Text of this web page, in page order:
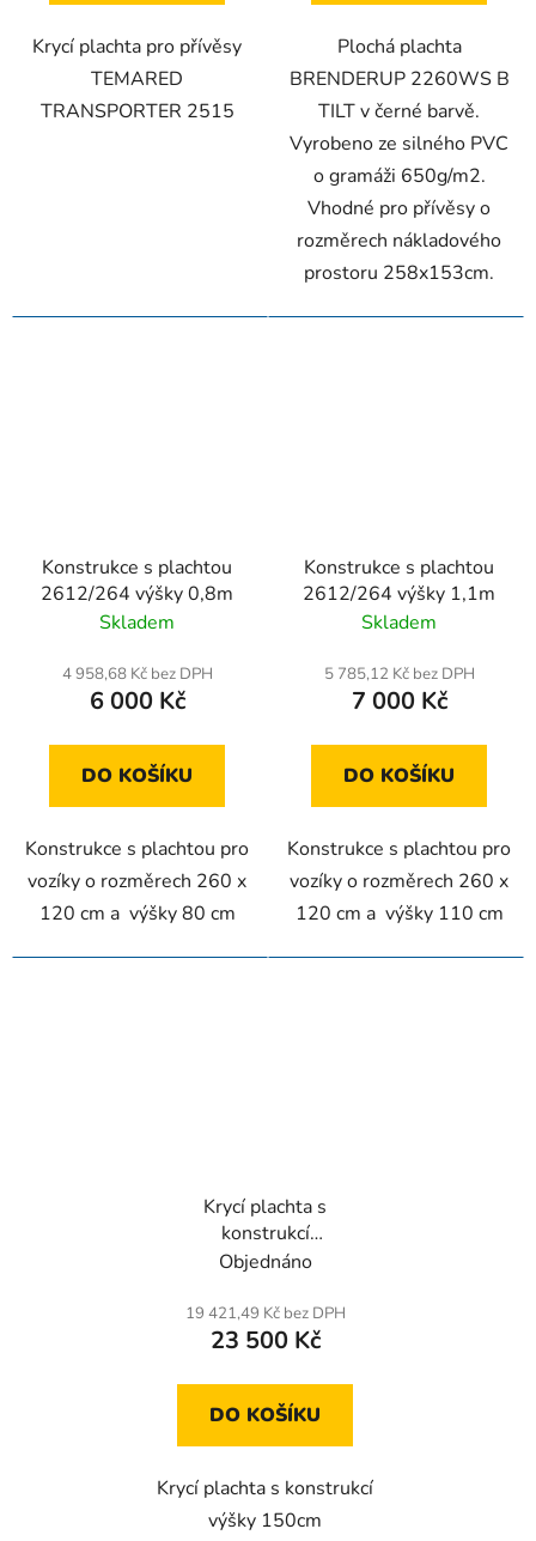
Krycí plachta pro přívěsy
TEMARED
TRANSPORTER 2515
Plochá plachta
BRENDERUP 2260WS B
TILT v černé barvě.
Vyrobeno ze silného PVC
o gramáži 650g/m2.
Vhodné pro přívěsy o
rozměrech nákladového
prostoru 258x153cm.
Konstrukce s plachtou
2612/264 výšky 0,8m
Skladem
4 958,68 Kč bez DPH
6 000 Kč
DO KOŠÍKU
Konstrukce s plachtou pro
vozíky o rozměrech 260 x
120 cm a výšky 80 cm
Konstrukce s plachtou
2612/264 výšky 1,1m
Skladem
5 785,12 Kč bez DPH
7 000 Kč
DO KOŠÍKU
Konstrukce s plachtou pro
vozíky o rozměrech 260 x
120 cm a výšky 110 cm
Krycí plachta s
konstrukcí
carkeeper/carplatform
Objednáno
19 421,49 Kč bez DPH
23 500 Kč
DO KOŠÍKU
Krycí plachta s konstrukcí
výšky 150cm